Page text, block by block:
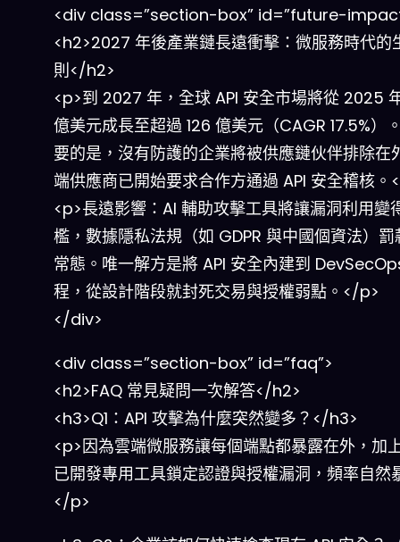
<div class=”section-box” id=”future-
<h2>2027 年後產業鏈長遠衝擊：微服務時代的
則</h2>
<p>到 2027 年，全球 API 安全市場將從 2025
億美元成長至超過 126 億美元（CAGR 17.5%）
要的是，沒有防護的企業將被供應鏈伙伴排除
端供應商已開始要求合作方通過 API 安全稽核。
<p>長遠影響：AI 輔助攻擊工具將讓漏洞利用變
檻，數據隱私法規（如 GDPR 與中國個資法）罰
常態。唯一解方是將 API 安全內建到
程，從設計階段就封死交易與授權弱點。</p>
</div>
<div class=”section-box” id=”faq”>
<h2>FAQ 常見疑問一次解答</h2>
<h3>Q1：API 攻擊為什麼突然變多？</h3>
<p>因為雲端微服務讓每個端點都暴露在外，加
已開發專用工具鎖定認證與授權漏洞，頻率自然
</p>